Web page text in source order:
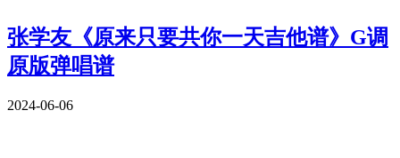
张学友《原来只要共你一天吉他谱》G调
原版弹唱谱
2024-06-06